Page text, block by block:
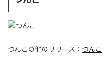
つんこの他のリリース： つんこ